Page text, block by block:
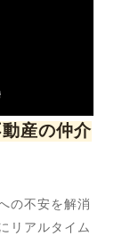
産の仲介
の不安を解消
リアルタイム